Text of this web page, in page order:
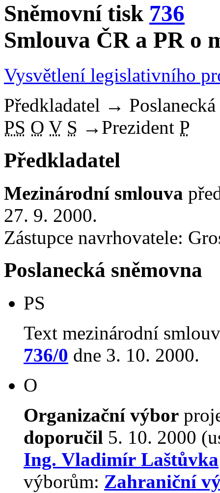
Sněmovní tisk 736
Smlouva ČR a PR o
Vysvětlení legislativního
Předkladatel →
PS O V S → Prezident P
Předkladatel
Mezinárodní smlouva
27. 9. 2000.
Zástupce navrhovatele:
Poslanecká sněmovna
PS
Text mezinárodní
736/0 dne 3. 10. 2000.
O
Organizační výbor
doporučil 5. 10. 2000
Ing. Vladimír Laštůvka
výborům: Zahraniční